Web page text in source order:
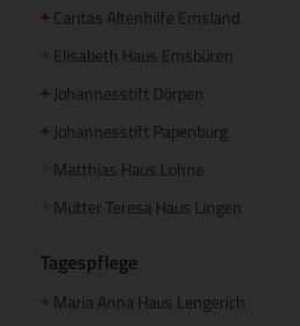
+ Caritas Altenhilfe Emsland
Elisabeth Haus Emsbüren
+ Johannesstift Dörpen
+ Johannesstift Papenburg
+ Matthias Haus Lohne
+ Mutter Teresa Haus Lingen
Tagespflege
+ Maria Anna Haus Lengerich